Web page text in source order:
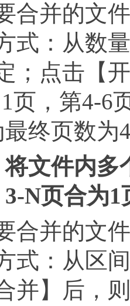
并的文件
式：从数
；点击【
页，第4-6
终页数为
将文件内多
N页合为1
并的文件
式：从区
并】后，